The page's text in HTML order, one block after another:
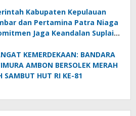
Kabupaten Kepulauan
dan Pertamina Patra Niaga
Jaga Keandalan Suplai
KEMERDEKAAN: BANDARA
AMBON BERSOLEK MERAH
SAMBUT HUT RI KE-81